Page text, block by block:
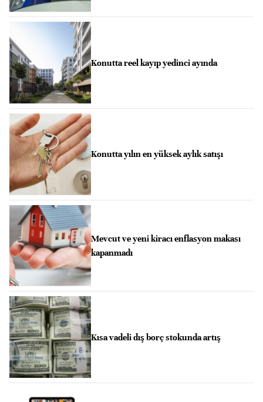
Konutta reel kayıp yedinci ayında
Konutta yılın en yüksek aylık satışı
Mevcut ve yeni kiracı enflasyon makası
kapanmadı
Kısa vadeli dış borç stokunda artış